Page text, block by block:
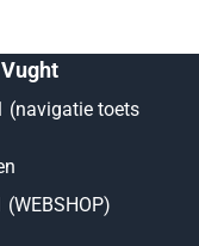
(navigatie toets